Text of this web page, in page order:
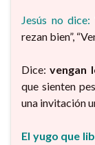
Jesús no dice:
rezan bien”,
Dice:vengan
que sienten
una invitación
El yugo que